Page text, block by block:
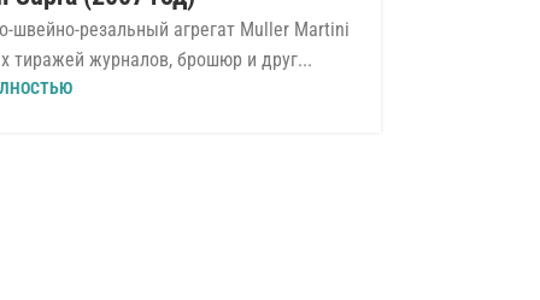
швейно-резальный агрегат Muller Martini
тиражей журналов, брошюр и друг...